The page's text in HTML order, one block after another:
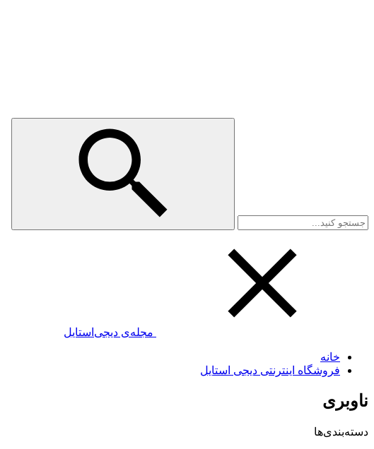
مجله‌ی دیجی‌استایل
خانه
فروشگاه اینترنتی دیجی استایل
ناوبری
دسته‌بندی‌ها